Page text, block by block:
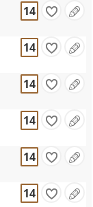
14
14
14
14
14
14